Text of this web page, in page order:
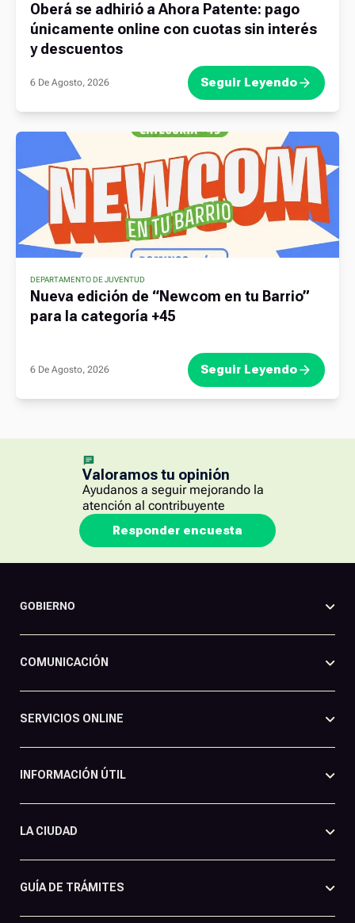
Oberá se adhirió a Ahora Patente: pago
únicamente online con cuotas sin interés
y descuentos
6 De Agosto, 2026 Seguir Leyendo
DEPARTAMENTO DE JUVENTUD
Nueva edición de “Newcom en tu Barrio”
para la categoría +45
6 De Agosto, 2026 Seguir Leyendo
Valoramos tu opinión
Ayudanos a seguir mejorando la
atención al contribuyente
Responder encuesta
GOBIERNO
COMUNICACIÓN
SERVICIOS ONLINE
INFORMACIÓN ÚTIL
LA CIUDAD
GUÍA DE TRÁMITES